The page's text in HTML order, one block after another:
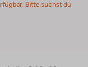
Bitte suchst du